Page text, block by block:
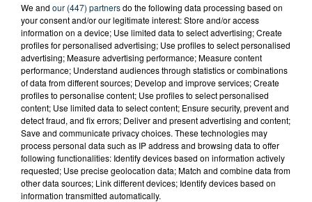
We and our (447) partnersdo the following data processing based on
your consent and/or our legitimate interest: Store and/or access
information on a device; Use limited data to select advertising; Create
profiles for personalised advertising; Use profiles to select personalised
advertising; Measure advertising performance; Measure content
performance; Understand audiences through statistics or combinations
of data from different sources; Develop and improve services; Create
profiles to personalise content; Use profiles to select personalised
content; Use limited data to select content; Ensure security, prevent and
detect fraud, and fix errors; Deliver and present advertising and content;
Save and communicate privacy choices. These technologies may
process personal data such as IP address and browsing data to offer
following functionalities: Identify devices based on information actively
requested; Use precise geolocation data; Match and combine data from
other data sources; Link different devices; Identify devices based on
information transmitted automatically.